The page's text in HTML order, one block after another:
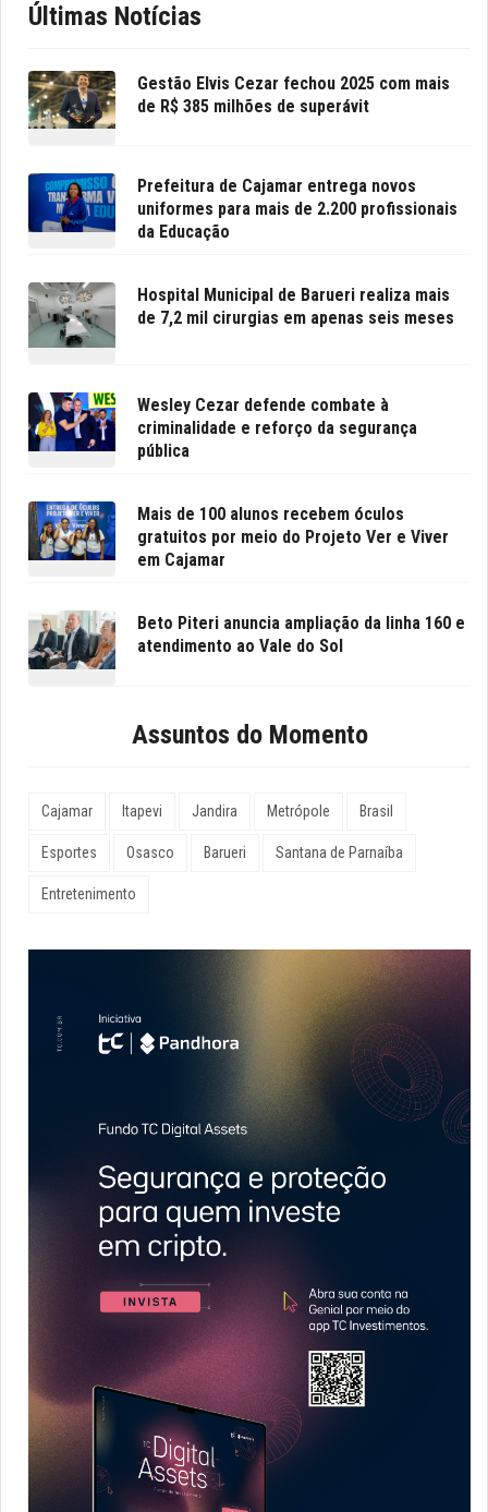
Últimas Notícias
Gestão Elvis Cezar fechou 2025 com mais
de R$ 385 milhões de superávit
Prefeitura de Cajamar entrega novos
uniformes para mais de 2.200 profissionais
da Educação
Hospital Municipal de Barueri realiza mais
de 7,2 mil cirurgias em apenas seis meses
Wesley Cezar defende combate à
criminalidade e reforço da segurança
pública
Mais de 100 alunos recebem óculos
gratuitos por meio do Projeto Ver e Viver
em Cajamar
Beto Piteri anuncia ampliação da linha 160 e
atendimento ao Vale do Sol
Assuntos do Momento
Cajamar Itapevi Jandira Metrópole Brasil
Esportes Osasco Barueri Santana de Parnaíba
Entretenimento